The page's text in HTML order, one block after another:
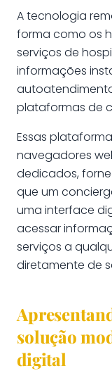
A tecnologia
forma como os
serviços de
informações
plataformas de
Essas
navegadores
dedicados,
que um
uma interface
acessar
serviços a
diretamente de
solução
digital